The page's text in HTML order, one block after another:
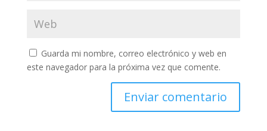
Guarda mi nombre, correo electrónico y web en
este navegador para la próxima vez que comente.